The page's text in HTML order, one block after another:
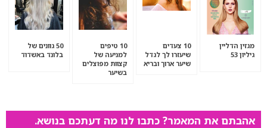
מגזין הדליין
גיליון 53
10 צעדים
שיעזרו לך לגדל
שיער ארוך ובריא
10 טיפים
למניעה של
קצוות מפוצלים
בשיער
50 גוונים של
בלונד באשדוד
אהבתם את המאמר? כתבו לנו מה דעתכם בנושא.